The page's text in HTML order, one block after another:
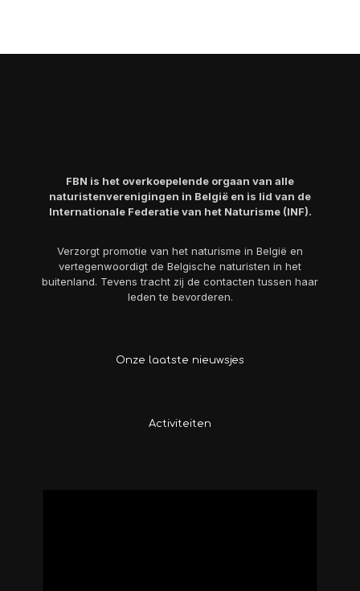
FBN is het overkoepelende orgaan van alle
naturistenverenigingen in België en is lid van de
Internationale Federatie van het Naturisme (INF).
Verzorgt promotie van het naturisme in België en
vertegenwoordigt de Belgische naturisten in het
buitenland. Tevens tracht zij de contacten tussen haar
leden te bevorderen.
Onze laatste nieuwsjes
Activiteiten